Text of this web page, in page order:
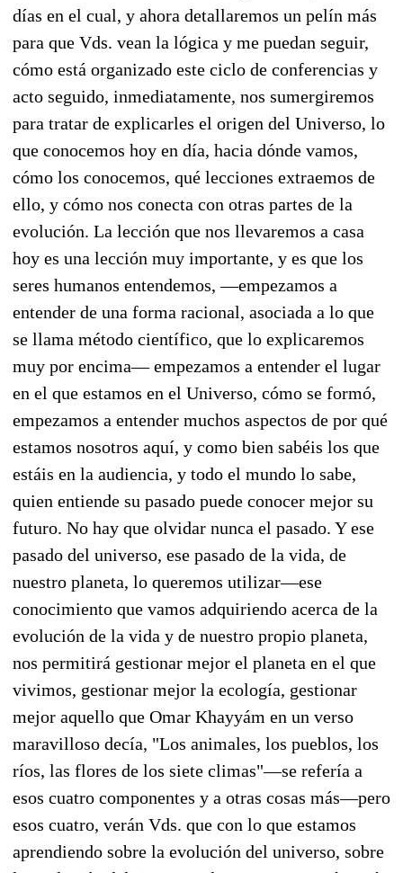
días en el cual, y ahora detallaremos un pelín más
para que Vds. vean la lógica y me puedan seguir,
cómo está organizado este ciclo de conferencias y
acto seguido, inmediatamente, nos sumergiremos
para tratar de explicarles el origen del Universo, lo
que conocemos hoy en día, hacia dónde vamos,
cómo los conocemos, qué lecciones extraemos de
ello, y cómo nos conecta con otras partes de la
evolución. La lección que nos llevaremos a casa
hoy es una lección muy importante, y es que los
seres humanos entendemos, —empezamos a
entender de una forma racional, asociada a lo que
se llama método científico, que lo explicaremos
muy por encima— empezamos a entender el lugar
en el que estamos en el Universo, cómo se formó,
empezamos a entender muchos aspectos de por qué
estamos nosotros aquí, y como bien sabéis los que
estáis en la audiencia, y todo el mundo lo sabe,
quien entiende su pasado puede conocer mejor su
futuro. No hay que olvidar nunca el pasado. Y ese
pasado del universo, ese pasado de la vida, de
nuestro planeta, lo queremos utilizar—ese
conocimiento que vamos adquiriendo acerca de la
evolución de la vida y de nuestro propio planeta,
nos permitirá gestionar mejor el planeta en el que
vivimos, gestionar mejor la ecología, gestionar
mejor aquello que Omar Khayyám en un verso
maravilloso decía, "Los animales, los pueblos, los
ríos, las flores de los siete climas"—se refería a
esos cuatro componentes y a otras cosas más—pero
esos cuatro, verán Vds. que con lo que estamos
aprendiendo sobre la evolución del universo, sobre